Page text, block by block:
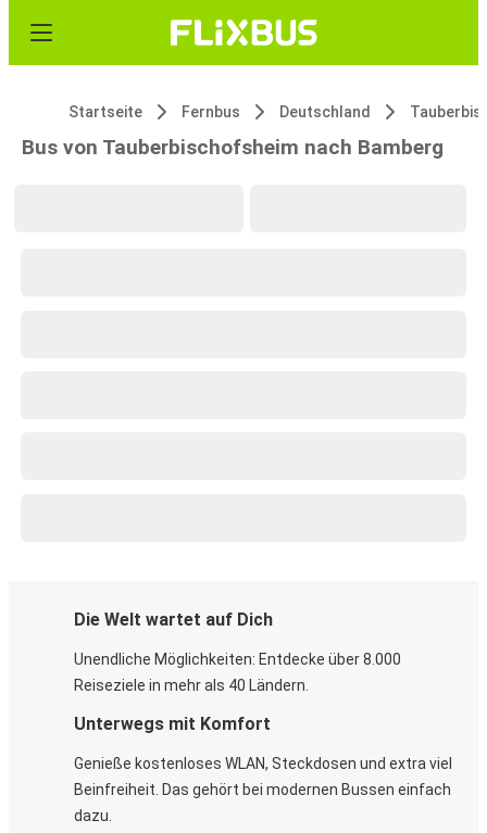
Startseite Fernbus Deutschland
Bus von Tauberbischofsheim nach Bamberg
Die Welt wartet auf Dich
Unendliche Möglichkeiten: Entdecke über 8.000
Reiseziele in mehr als 40 Ländern.
Unterwegs mit Komfort
Genieße kostenloses WLAN, Steckdosen und extra viel
Beinfreiheit. Das gehört bei modernen Bussen einfach
dazu.